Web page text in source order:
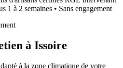
1 à 2 semaines • Sans engagement
à Issoire
à la zone climatique de votre